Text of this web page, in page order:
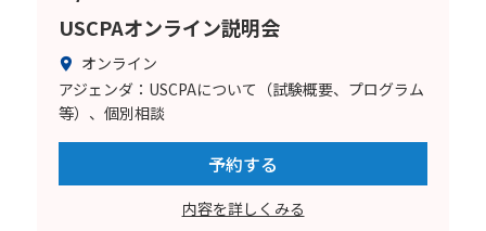
USCPAオンライン説明会
オンライン
アジェンダ：USCPAについて（試験概要、プログラム
等）、個別相談
予約する
内容を詳しくみる